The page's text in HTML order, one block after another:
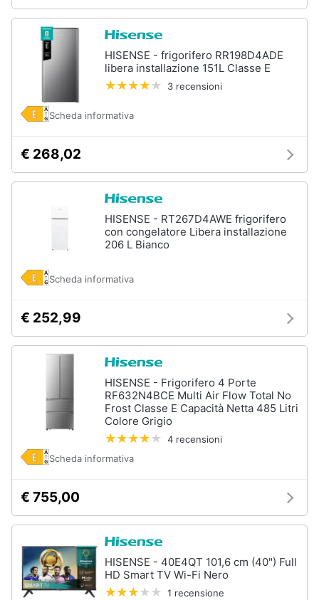
HISENSE - frigorifero RR198D4ADE
libera installazione 151L Classe E
3 recensioni
Scheda informativa
€ 268,02
HISENSE - RT267D4AWE frigorifero
con congelatore Libera installazione
206 L Bianco
Scheda informativa
€ 252,99
HISENSE - Frigorifero 4 Porte
RF632N4BCE Multi Air Flow Total No
Frost Classe E Capacità Netta 485 Litri
Colore Grigio
4 recensioni
Scheda informativa
€ 755,00
HISENSE - 40E4QT 101,6 cm (40") Full
HD Smart TV Wi-Fi Nero
1 recensione